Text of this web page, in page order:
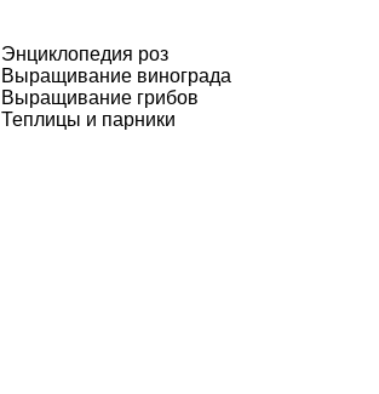
Энциклопедия роз
Выращивание винограда
Выращивание грибов
Теплицы и парники